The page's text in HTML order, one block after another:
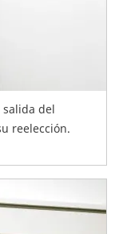
del
reelección.